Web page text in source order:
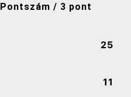
Pontszám / 3 pont
25
11